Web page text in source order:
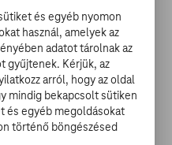
nevében is
jutást
annak. "Mi még éhesek
Remélhetőleg ezt
mutatni" - nyilatkozta az
a siker reményében
egyéni ambícióit
ellentétben csak
és egyéb nyomon
használ, amelyek az
adatot tárolnak az
gyűjtenek. Kérjük, az
arról, hogy az oldal
mindig bekapcsolt sütiken
és egyéb megoldásokat
történő böngészésed